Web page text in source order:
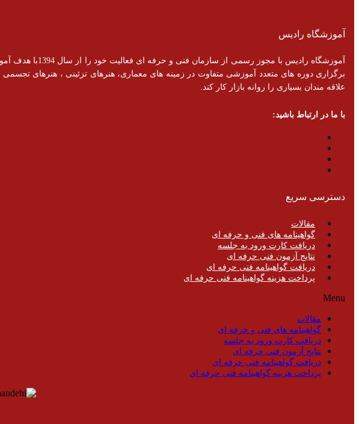
آموزشگاه رادیس
آموزشگاه رادیس
برگزاری دوره های متعدد آموزشی متفاوت در زمینه های معماری، هنرهای تزئینی ، هنرهای تجسمی
علاقه مندان بسیاری را روانه بازار کار کند.
با ما در ارتباط باشید:
دسترسی سریع
مقالات
گواهینامه های فنی و حرفه ای
دریافت کارت ورود به جلسه
نتایج آزمون فنی حرفه ای
دریافت گواهینامه فنی حرفه ای
پرداخت هزینه گواهینامه فنی حرفه ای
Menu
مقالات
گواهینامه های فنی و حرفه ای
دریافت کارت ورود به جلسه
نتایج آزمون فنی حرفه ای
دریافت گواهینامه فنی حرفه ای
پرداخت هزینه گواهینامه فنی حرفه ای